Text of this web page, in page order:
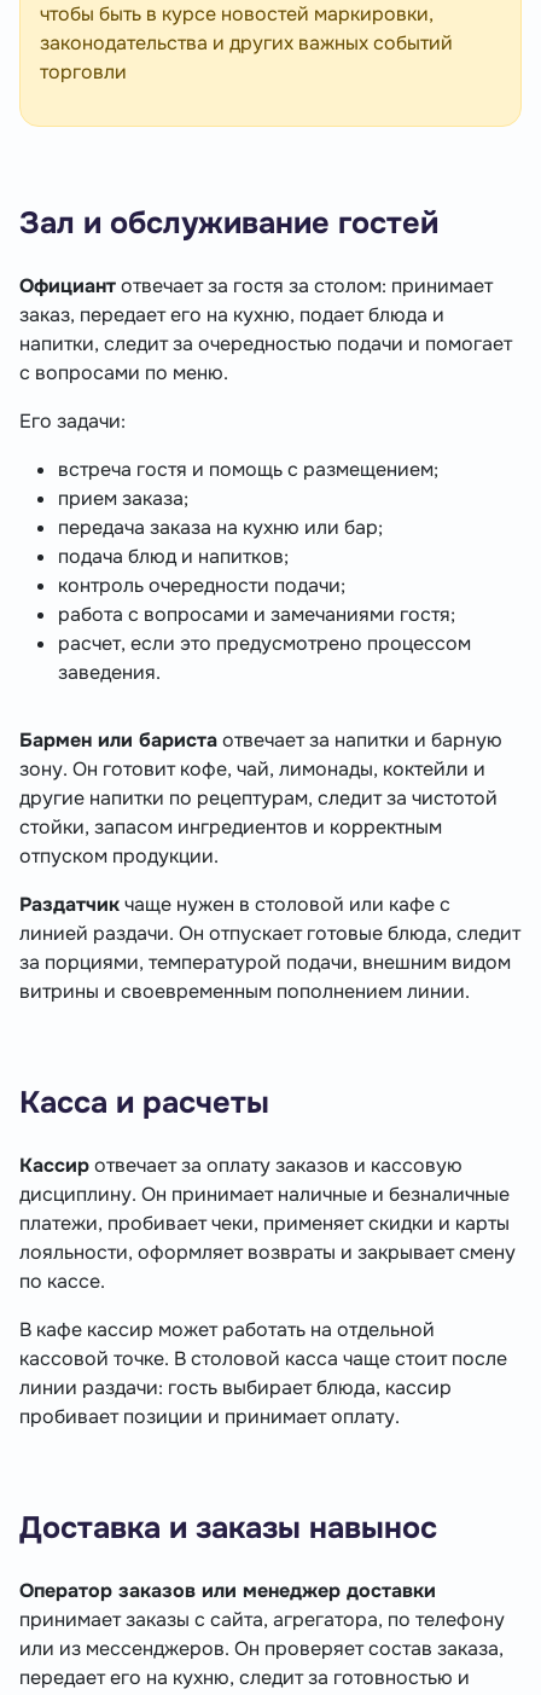
чтобы быть в курсе новостей маркировки,
законодательства и других важных событий
торговли
Зал и обслуживание гостей
Официантотвечает за гостя за столом: принимает
заказ, передает его на кухню, подает блюда и
напитки, следит за очередностью подачи и помогает
с вопросами по меню.
Его задачи:
встреча гостя и помощь с размещением;
прием заказа;
передача заказа на кухню или бар;
подача блюд и напитков;
контроль очередности подачи;
работа с вопросами и замечаниями гостя;
расчет, если это предусмотрено процессом
заведения.
Бармен или баристаотвечает за напитки и барную
зону. Он готовит кофе, чай, лимонады, коктейли и
другие напитки по рецептурам, следит за чистотой
стойки, запасом ингредиентов и корректным
отпуском продукции.
Раздатчикчаще нужен в столовой или кафе с
линией раздачи. Он отпускает готовые блюда, следит
за порциями, температурой подачи, внешним видом
витрины и своевременным пополнением линии.
Касса и расчеты
Кассиротвечает за оплату заказов и кассовую
дисциплину. Он принимает наличные и безналичные
платежи, пробивает чеки, применяет скидки и карты
лояльности, оформляет возвраты и закрывает смену
по кассе.
В кафе кассир может работать на отдельной
кассовой точке. В столовой касса чаще стоит после
линии раздачи: гость выбирает блюда, кассир
пробивает позиции и принимает оплату.
Доставка и заказы навынос
Оператор заказов или менеджер доставки
принимает заказы с сайта, агрегатора, по телефону
или из мессенджеров. Он проверяет состав заказа,
передает его на кухню, следит за готовностью и